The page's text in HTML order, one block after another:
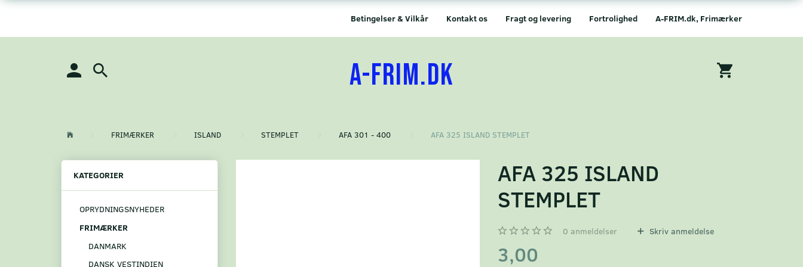
A-FRIM.dk, Frimærker
Fortrolighed
Fragt og levering
Kontakt os
Betingelser & Vilkår
A-FRIM.DK
FRIMÆRKER ISLAND STEMPLET AFA 301 - 400 AFA 325 ISLAND STEMPLET
KATEGORIER
OPRYDNINGSNYHEDER
FRIMÆRKER
DANMARK
DANSK VESTINDIEN
AFA 325 ISLAND
STEMPLET
0 anmeldelser Skriv anmeldelse
3,00